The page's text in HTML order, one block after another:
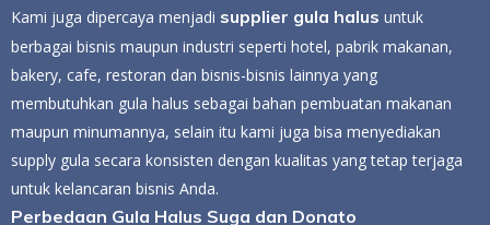
Kami juga dipercaya menjadi supplier gula halus untuk
berbagai bisnis maupun industri seperti hotel, pabrik makanan,
bakery, cafe, restoran dan bisnis-bisnis lainnya yang
membutuhkan gula halus sebagai bahan pembuatan makanan
maupun minumannya, selain itu kami juga bisa menyediakan
supply gula secara konsisten dengan kualitas yang tetap terjaga
untuk kelancaran bisnis Anda.
Perbedaan Gula Halus Suga dan Donato